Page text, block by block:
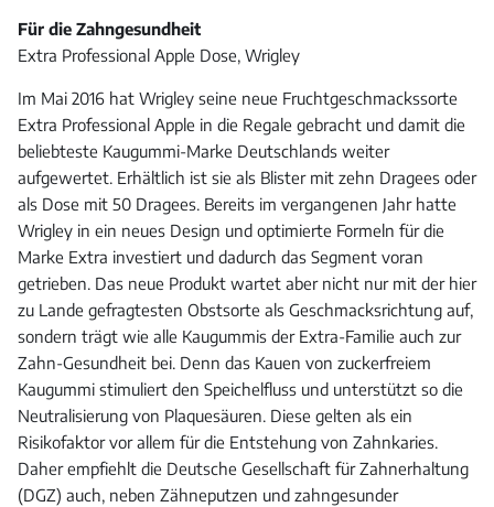
Für die Zahngesundheit
Extra Professional Apple Dose, Wrigley
Im Mai 2016 hat Wrigley seine neue Fruchtgeschmackssorte
Extra Professional Apple in die Regale gebracht und damit die
beliebteste Kaugummi-Marke Deutschlands weiter
aufgewertet. Erhältlich ist sie als Blister mit zehn Dragees oder
als Dose mit 50 Dragees. Bereits im vergangenen Jahr hatte
Wrigley in ein neues Design und optimierte Formeln für die
Marke Extra investiert und dadurch das Segment voran
getrieben. Das neue Produkt wartet aber nicht nur mit der hier
zu Lande gefragtesten Obstsorte als Geschmacksrichtung auf,
sondern trägt wie alle Kaugummis der Extra-Familie auch zur
Zahn-Gesundheit bei. Denn das Kauen von zuckerfreiem
Kaugummi stimuliert den Speichelfluss und unterstützt so die
Neutralisierung von Plaquesäuren. Diese gelten als ein
Risikofaktor vor allem für die Entstehung von Zahnkaries.
Daher empfiehlt die Deutsche Gesellschaft für Zahnerhaltung
(DGZ) auch, neben Zähneputzen und zahngesunder